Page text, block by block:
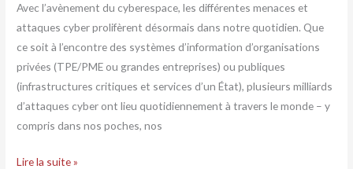
Avec l’avènement du cyberespace, les différentes menaces et
attaques cyber prolifèrent désormais dans notre quotidien. Que
ce soit à l’encontre des systèmes d’information d’organisations
privées (TPE/PME ou grandes entreprises) ou publiques
(infrastructures critiques et services d’un État), plusieurs milliards
d’attaques cyber ont lieu quotidiennement à travers le monde – y
compris dans nos poches, nos
Lire la suite »